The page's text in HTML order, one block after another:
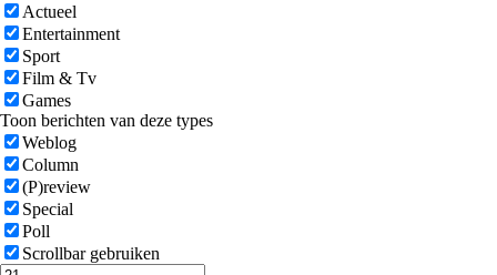
Actueel
Entertainment
Sport
Film & Tv
Games
Toon berichten van deze types
Weblog
Column
(P)review
Special
Poll
Scrollbar gebruiken